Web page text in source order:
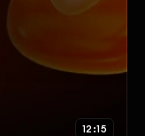
12:15